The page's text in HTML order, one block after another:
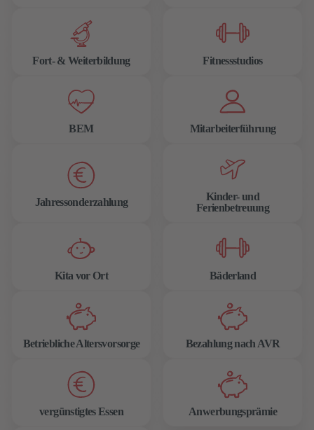
Fort- & Weiterbildung Fitnessstudios
BEM Mitarbeiterführung
Jahressonderzahlung
Kinder- und
Ferienbetreuung
Kita vor Ort Bäderland
Betriebliche Altersvorsorge Bezahlung nach AVR
vergünstigtes Essen Anwerbungsprämie